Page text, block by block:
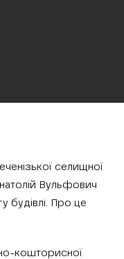
селищної
Вульфович
Про це
кошторисної